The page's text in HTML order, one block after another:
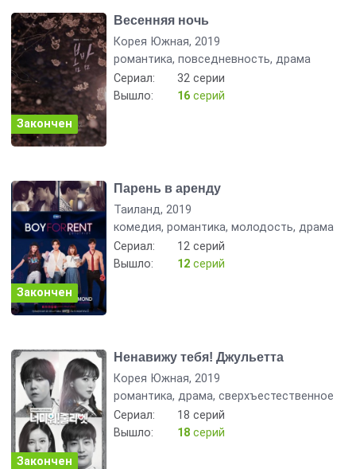
Весенняя ночь
Корея Южная, 2019
романтика, повседневность, драма
Сериал:
32 серии
Вышло:
16 серий
Закончен
Парень в аренду
Таиланд, 2019
комедия, романтика, молодость, драма
Сериал:
12 серий
Вышло:
12 серий
Закончен
Ненавижу тебя! Джульетта
Корея Южная, 2019
романтика, драма, сверхъестественное
Сериал:
18 серий
Вышло:
18 серий
Закончен